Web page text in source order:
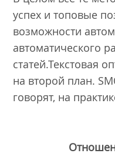
успех и топовые
возможности
автоматического
статей.Текстовая
на второй план.
говорят, на